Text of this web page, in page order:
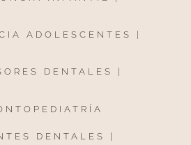
ADOLESCENTES
DENTALES
DENTALES |